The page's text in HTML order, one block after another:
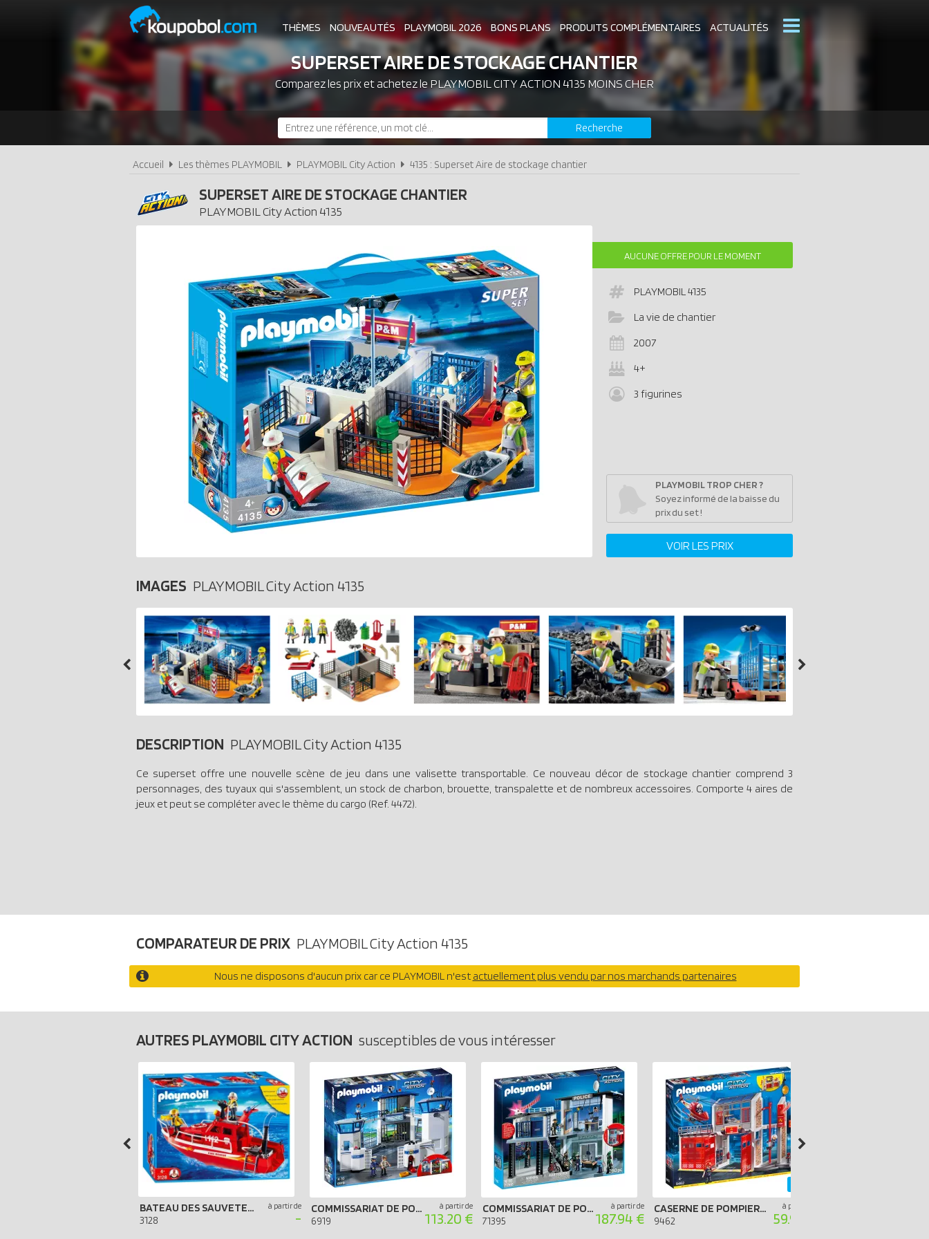
THÈMES NOUVEAUTÉS PLAYMOBIL 2026 BONS PLANS PRODUITS COMPLÉMENTAIRES ACTUALITÉS
ASSOCIATIONS DE FANS EXPOSITIONS PLAYMOBIL CATALOGUES PLAYMOBIL
LES PLAYMOBIL LES PLUS CHERS DERNIERS PLAYMOBIL AJOUTÉS
SUPERSET AIRE DE STOCKAGE CHANTIER
Comparez les prix et achetez le PLAYMOBIL CITY ACTION 4135 MOINS CHER
Recherche
Accueil Les thèmes PLAYMOBIL PLAYMOBIL City Action 4135 : Superset Aire de stockage chantier
SUPERSET AIRE DE STOCKAGE CHANTIER
PLAYMOBIL City Action 4135
AUCUNE OFFRE POUR LE MOMENT
PLAYMOBIL4135
La vie de chantier
2007
4+
3 figurines
PLAYMOBIL TROP CHER ?
Soyez informé de la baisse du
prix du set !
VOIR LES PRIX
IMAGES PLAYMOBIL City Action 4135
DESCRIPTION PLAYMOBIL City Action 4135
Ce superset offre une nouvelle scène de jeu dans une valisette transportable. Ce nouveau décor de stockage chantier comprend 3
personnages, des tuyaux qui s'assemblent, un stock de charbon, brouette, transpalette et de nombreux accessoires. Comporte 4 aires de
jeux et peut se compléter avec le thème du cargo (Ref. 4472).
COMPARATEUR DE PRIX PLAYMOBIL City Action 4135
Nous ne disposons d'aucun prix car ce PLAYMOBIL n'est actuellement plus vendu par nos marchands partenaires
AUTRES PLAYMOBIL CITY ACTION susceptibles de vous intéresser
BATEAU DES SAUVETEURS POMPIERS
3128
à partir de
-
COMMISSARIAT DE POLICE AVEC PRISON
6919
à partir de
113.20 €
COMMISSARIAT DE POLICE AVEC SYSTÈME D`ALARME
71395
à partir de
187.94 €
CASERNE DE POMPIERS AVEC HÉLICOPTÈRE
9462
à partir de
59.99 €